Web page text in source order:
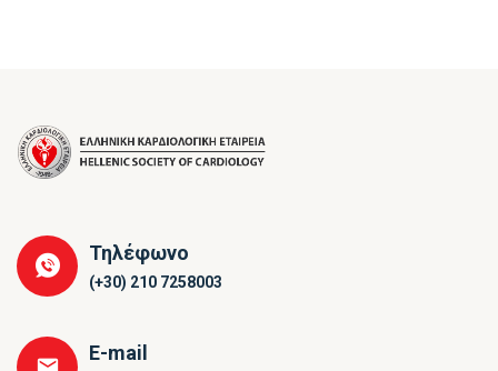
Τηλέφωνο
(+30) 210 7258003
E-mail